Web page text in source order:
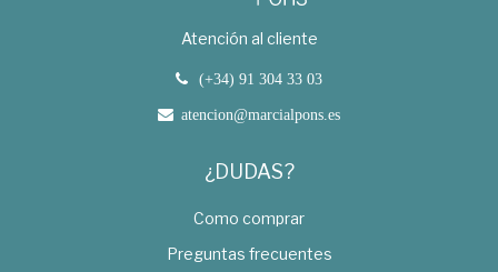
Atención al cliente
(+34) 91 304 33 03
atencion@marcialpons.es
¿DUDAS?
Como comprar
Preguntas frecuentes